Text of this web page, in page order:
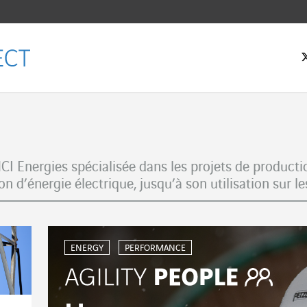
Energies spécialisée dans les projets de
d’énergie électrique, jusqu’à son utilisation sur
ENERGY PERFORMANCE